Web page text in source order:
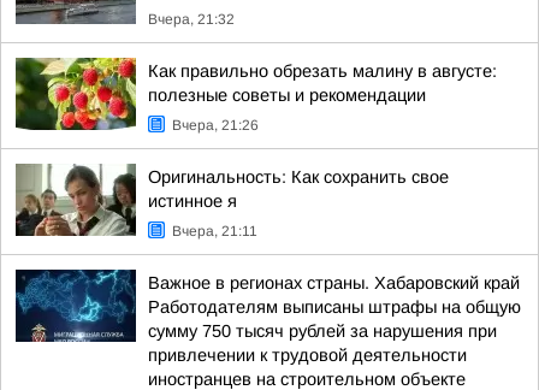
Вчера, 21:32
Как правильно обрезать малину в августе:
полезные советы и рекомендации
Вчера, 21:26
Оригинальность: Как сохранить свое
истинное я
Вчера, 21:11
Важное в регионах страны. Хабаровский край
Работодателям выписаны штрафы на общую
сумму 750 тысяч рублей за нарушения при
привлечении к трудовой деятельности
иностранцев на строительном объекте